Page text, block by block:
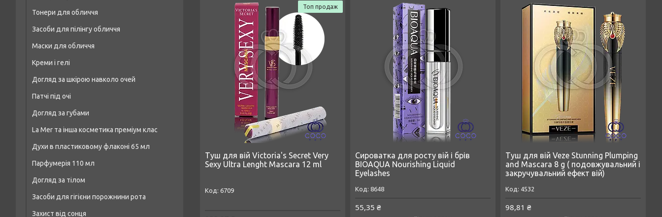
Топ продаж
Туш для вій Victoria's Secret Very
Sexy Ultra Lenght Mascara 12 ml
6709
Сироватка для росту вій і брів
BIOAQUA Nourishing Liquid
Eyelashes
8648
55,35 ₴
Туш для вій Veze Stunning Plumping
and Mascara 8 g ( подовжувальний і
закручувальний ефект вій)
4532
98,81 ₴
голови
Маски для волосся
Масло для волосся
Тонери для обличчя
Засоби для пілінгу обличчя
Маски для обличчя
Креми і гелі
Догляд за шкірою навколо очей
Патчі під очі
Догляд за губами
La Mer та інша косметика преміум клас
Духи в пластиковому флаконі 65 мл
Чоловічі парфуми аналог 65 мл
Жіночі парфуми аналог 65 мл
Унісекс-парфуми аналог 65 мл
Парфумерія 110 мл
Чоловіча парфумерія 110 мл
Парфумерія унісекс 110 мл
Догляд за тілом
Засоби для душу та ванни
Креми та лосьйони для тіла
Засоби для гігієни порожнини рота
Захист від сонця